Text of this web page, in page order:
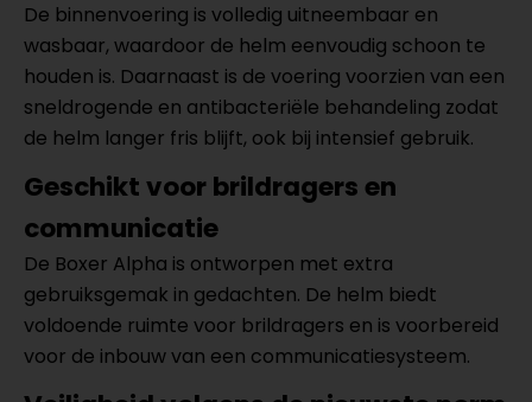
De binnenvoering is volledig uitneembaar en
wasbaar, waardoor de helm eenvoudig schoon te
houden is. Daarnaast is de voering voorzien van een
sneldrogende en antibacteriële behandeling zodat
de helm langer fris blijft, ook bij intensief gebruik.
Geschikt voor brildragers en
communicatie
De Boxer Alpha is ontworpen met extra
gebruiksgemak in gedachten. De helm biedt
voldoende ruimte voor brildragers en is voorbereid
voor de inbouw van een communicatiesysteem.